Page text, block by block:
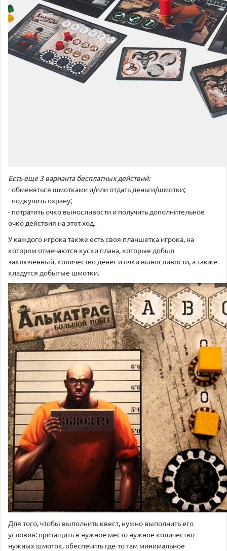
Есть еще 3 варианта бесплатных действий:
- обменяться шмотками и/или отдать деньги/шмотки;
- подкупить охрану;
- потратить очко выносливости и получить дополнительное
очко действия на этот ход.
У каждого игрока также есть своя планшетка игрока, на
котором отмечаются куски плана, которые добыл
заключенный, количество денег и очки выносливости, а также
кладутся добытые шмотки.
Для того, чтобы выполнить квест, нужно выполнить его
условия: притащить в нужное место нужное количество
нужных шмоток, обеспечить где-то там минимальное